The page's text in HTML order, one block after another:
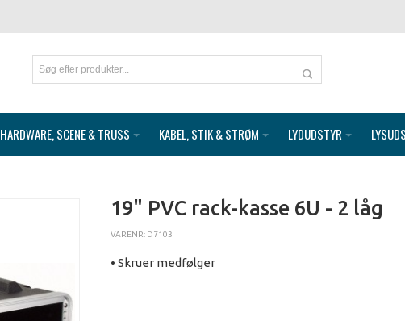
HARDWARE, SCENE & TRUSS KABEL, STIK & STRØM LYDUDSTYR
19" PVC rack-kasse 6U - 2 låg
VARENR: D7103
• Skruer medfølger